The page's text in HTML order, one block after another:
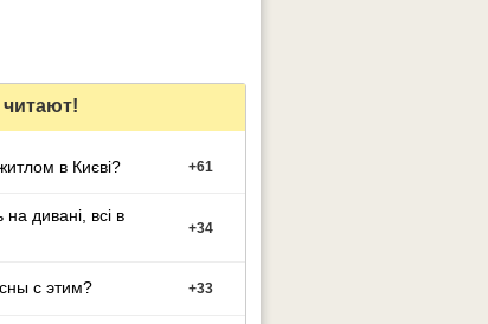
в Києві? +61
на дивані, всі в
+34
с этим? +33